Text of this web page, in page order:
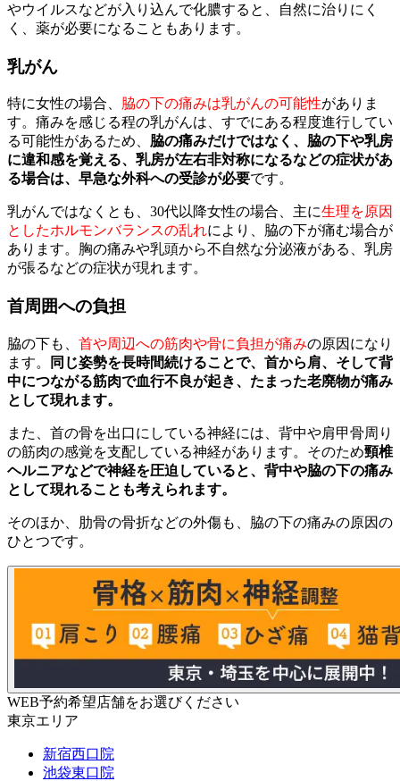
やウイルスなどが入り込んで化膿すると、自然に治りにく
く、薬が必要になることもあります。
乳がん
特に女性の場合、 脇の下の痛みは乳がんの可能性がありま
す。痛みを感じる程の乳がんは、すでにある程度進行してい
る可能性があるため、 脇の痛みだけではなく、脇の下や乳房
に違和感を覚える、乳房が左右非対称になるなどの症状があ
る場合は、早急な外科への受診が必要です。
乳がんではなくとも、30代以降女性の場合、主に生理を原因
としたホルモンバランスの乱れにより、脇の下が痛む場合が
あります。胸の痛みや乳頭から不自然な分泌液がある、乳房
が張るなどの症状が現れます。
首周囲への負担
脇の下も、 首や周辺への筋肉や骨に負担が痛みの原因になり
ます。
同じ姿勢を長時間続けることで、首から肩、そして背
中につながる筋肉で血行不良が起き、たまった老廃物が痛み
として現れます。
また、首の骨を出口にしている神経には、背中や肩甲骨周り
の筋肉の感覚を支配している神経があります。そのため頸椎
ヘルニアなどで神経を圧迫していると、背中や脇の下の痛み
として現れることも考えられます。
そのほか、肋骨の骨折などの外傷も、脇の下の痛みの原因の
ひとつです。
WEB予約希望店舗をお選びください
東京エリア
新宿西口院
池袋東口院